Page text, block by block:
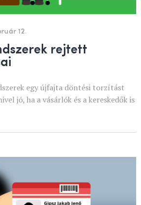
12.
rejtett
egy újfajta döntési torzítást
jó, ha a vásárlók és a kereskedők is